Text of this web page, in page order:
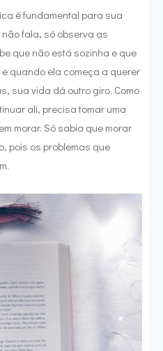
é fundamental para sua
fala, só observa as
que não está sozinha e que
quando ela começa a querer
sua vida dá outro giro. Como
ali, precisa tomar uma
morar. Só sabia que morar
pois os problemas que